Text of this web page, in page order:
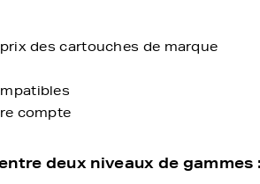
des cartouches de marque
compte
deux niveaux de gammes :